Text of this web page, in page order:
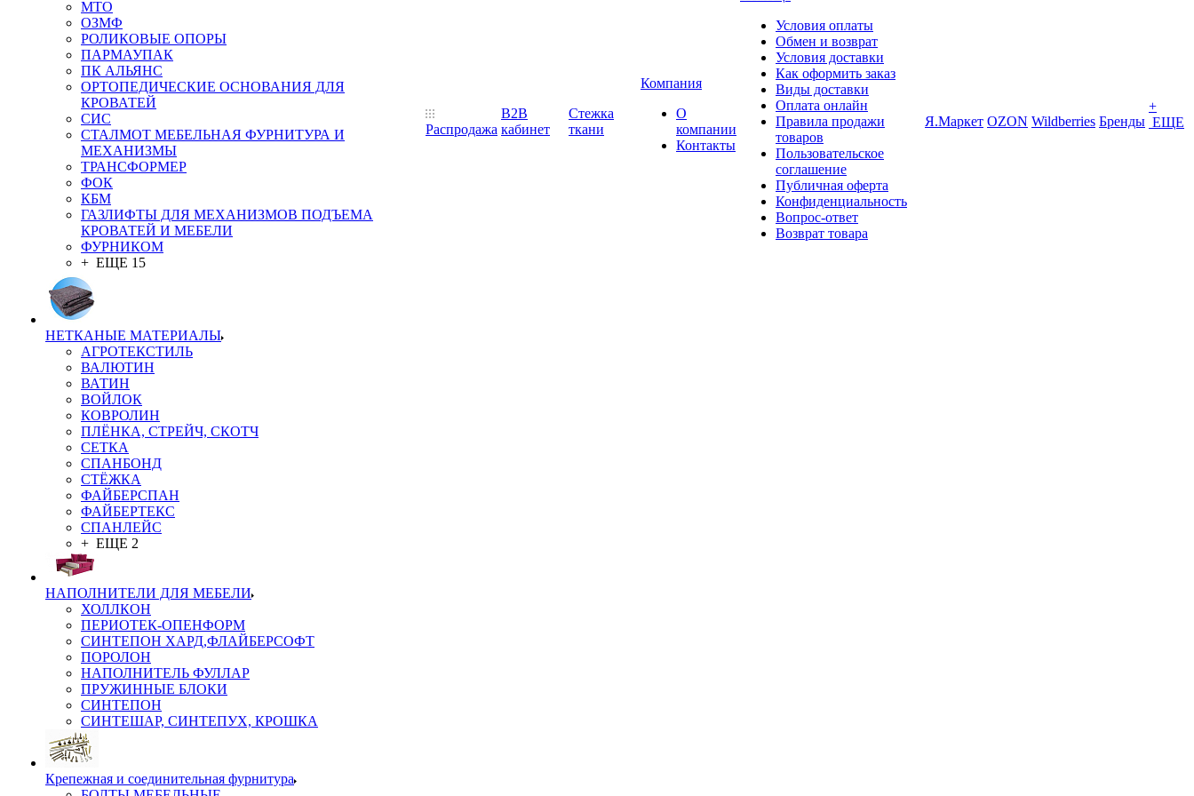
MTO
ОЗМФ
РОЛИКОВЫЕ ОПОРЫ
ПАРМАУПАК
ПК АЛЬЯНС
ОРТОПЕДИЧЕСКИЕ ОСНОВАНИЯ ДЛЯ
КРОВАТЕЙ
СИС
СТАЛМОТ МЕБЕЛЬНАЯ ФУРНИТУРА И
МЕХАНИЗМЫ
ТРАНСФОРМЕР
ФОК
КБМ
ГАЗЛИФТЫ ДЛЯ МЕХАНИЗМОВ ПОДЪЕМА
КРОВАТЕЙ И МЕБЕЛИ
ФУРНИКОМ
+ ЕЩЕ 15
НЕТКАНЫЕ МАТЕРИАЛЫ
АГРОТЕКСТИЛЬ
ВАЛЮТИН
ВАТИН
ВОЙЛОК
КОВРОЛИН
ПЛЁНКА, СТРЕЙЧ, СКОТЧ
СЕТКА
СПАНБОНД
СТЁЖКА
ФАЙБЕРСПАН
ФАЙБЕРТЕКС
СПАНЛЕЙС
+ ЕЩЕ 2
НАПОЛНИТЕЛИ ДЛЯ МЕБЕЛИ
ХОЛЛКОН
ПЕРИОТЕК-ОПЕНФОРМ
СИНТЕПОН ХАРД,ФЛАЙБЕРСОФТ
ПОРОЛОН
НАПОЛНИТЕЛЬ ФУЛЛАР
ПРУЖИННЫЕ БЛОКИ
СИНТЕПОН
СИНТЕШАР, СИНТЕПУХ, КРОШКА
Крепежная и соединительная фурнитура
Распродажа
B2B
кабинет
Стежка
ткани
Компания
О
компании
Контакты
Условия оплаты
Обмен и возврат
Условия доставки
Как оформить заказ
Виды доставки
Оплата онлайн
Правила продажи
товаров
Пользовательское
соглашение
Публичная оферта
Конфиденциальность
Вопрос-ответ
Возврат товара
Я.Маркет OZON Wildberries Бренды
+
ЕЩЕ